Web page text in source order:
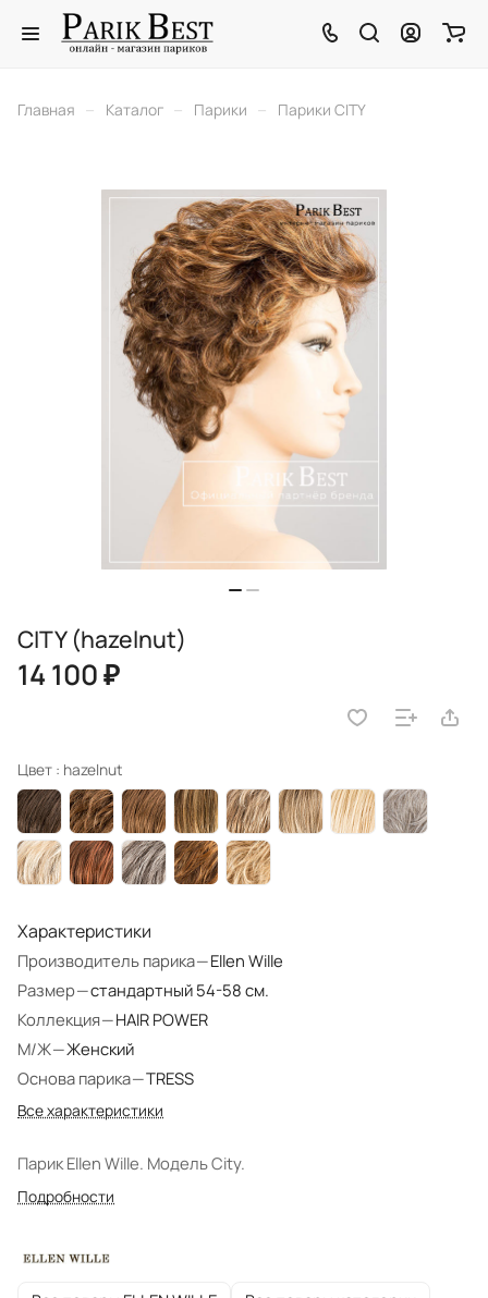
Главная – Каталог – Парики – Парики CITY
CITY (hazelnut)
14 100 ₽
Цвет : hazelnut
Характеристики
Производитель парика—Ellen Wille
Размер—стандартный 54-58 см.
Коллекция—HAIR POWER
М/Ж—Женский
Основа парика—TRESS
Все характеристики
Парик Ellen Wille. Модель City.
Подробности